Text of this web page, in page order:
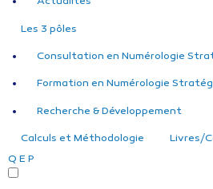
Les 3 pôles
Consultation en Numérologie
Formation en Numérologie
Recherche & Développement
Calculs et Méthodologie
Livres/
Q E P